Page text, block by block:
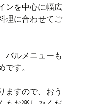
ンを中心に幅広
理に合わせてご
バルメニューも
す。
ますので、おう